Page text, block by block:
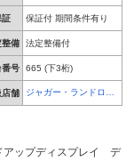
証 保証付 期間条件有り
整備 法定整備付
番号 665 (下3桁)
店舗
ジャガー・ランドロー
バー 名古屋中央
アップディスプレイ デ